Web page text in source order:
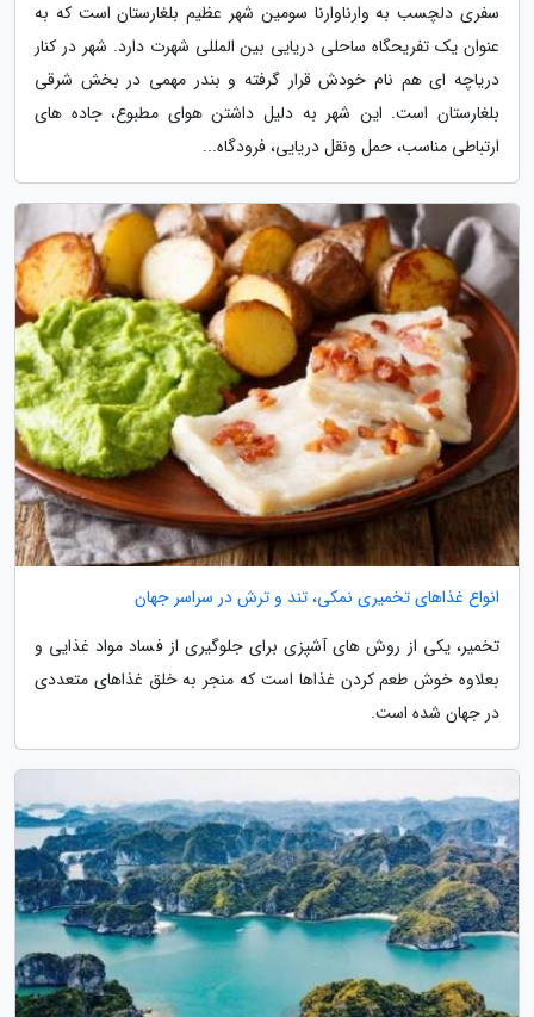
سفری دلچسب به وارناوارنا سومین شهر عظیم بلغارستان است که به
عنوان یک تفریحگاه ساحلی دریایی بین المللی شهرت دارد. شهر در کنار
دریاچه ای هم نام خودش قرار گرفته و بندر مهمی در بخش شرقی
بلغارستان است. این شهر به دلیل داشتن هوای مطبوع، جاده های
ارتباطی مناسب، حمل ونقل دریایی، فرودگاه...
انواع غذاهای تخمیری نمکی، تند و ترش در سراسر جهان
تخمیر، یکی از روش های آشپزی برای جلوگیری از فساد مواد غذایی و
بعلاوه خوش طعم کردن غذاها است که منجر به خلق غذاهای متعددی
در جهان شده است.